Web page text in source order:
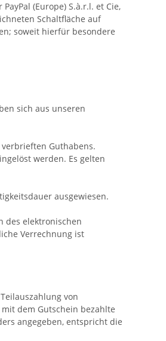
(Europe) S.à.r.l. et Cie,
Schaltfläche auf
soweit hierfür besondere
sich aus unseren
Guthabens.
werden. Es gelten
ausgewiesen.
des elektronischen
Verrechnung ist
von
dem Gutschein bezahlte
angegeben, entspricht die